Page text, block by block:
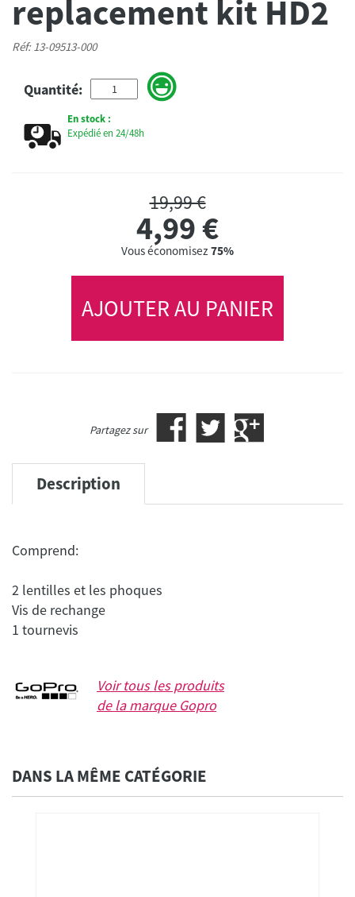
replacement kit HD2
Réf: 13-09513-000
Quantité:
En stock :
Expédié en 24/48h
19,99 €
4,99€
Vous économisez 75%
AJOUTER AU PANIER
Partagez sur
Description
Comprend:
2 lentilles et les phoques
Vis de rechange
1 tournevis
Voir tous les produits
de la marque Gopro
DANS LA MÊME CATÉGORIE